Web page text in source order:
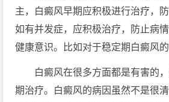
主，白癜风早期应积极进行治疗，
如有并发症，应积极治疗，防止病
健康意识。比如对于稳定期白癜风的
白癜风在很多方面都是有害的，
期治疗。白癜风的病因虽然不是很